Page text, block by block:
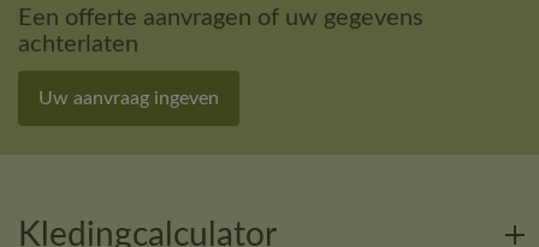
Een offerte aanvragen of uw gegevens
achterlaten
Uw aanvraag ingeven
Kledingcalculator